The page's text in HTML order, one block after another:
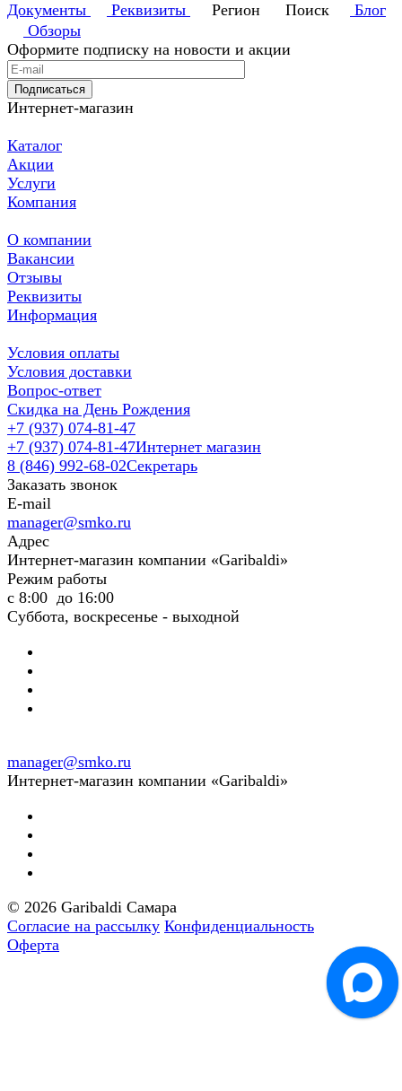
Документы
Реквизиты Регион Поиск
Блог
Обзоры
Оформите подписку на новости и акции
Подписаться
Интернет-магазин
Каталог
Акции
Услуги
Компания
О компании
Вакансии
Отзывы
Реквизиты
Информация
Условия оплаты
Условия доставки
Вопрос-ответ
Скидка на День Рождения
+7 (937) 074-81-47
+7 (937) 074-81-47Интернет магазин
8 (846) 992-68-02Секретарь
Заказать звонок
E-mail
manager@smko.ru
Адрес
Интернет-магазин компании «Garibaldi»
Режим работы
с 8:00 до 16:00
Суббота, воскресенье - выходной
manager@smko.ru
Интернет-магазин компании «Garibaldi»
© 2026 Garibaldi Самара
Согласие на рассылку Конфиденциальность
Оферта